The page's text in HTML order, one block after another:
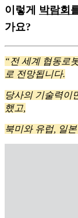
이렇게 박람회
가요?
“전 세계 협동로
로 전망됩니다.
당사의 기술력이
했고,
북미와 유럽, 일